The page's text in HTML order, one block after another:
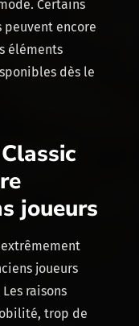
Certains
peuvent encore
éléments
dès le
joueurs
extrêmement
joueurs
raisons
trop de